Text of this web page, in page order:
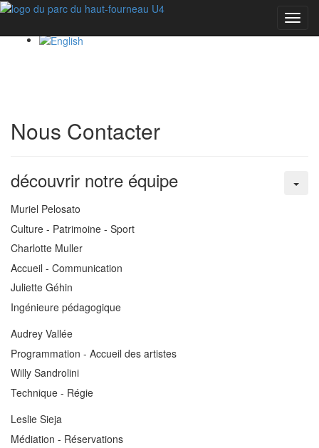
Nous Contacter
découvrir notre équipe
Muriel Pelosato
Culture - Patrimoine - Sport
Charlotte Muller
Accueil - Communication
Juliette Géhin
Ingénieure pédagogique
Audrey Vallée
Programmation - Accueil des artistes
Willy Sandrolini
Technique - Régie
Leslie Sieja
Médiation - Réservations